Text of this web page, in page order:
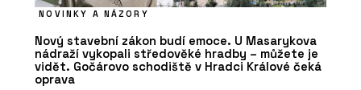
NOVINKY A NÁZORY
Nový stavební zákon budí emoce. U Masarykova
nádraží vykopali středověké hradby – můžete je
vidět. Gočárovo schodiště v Hradci Králové čeká
oprava